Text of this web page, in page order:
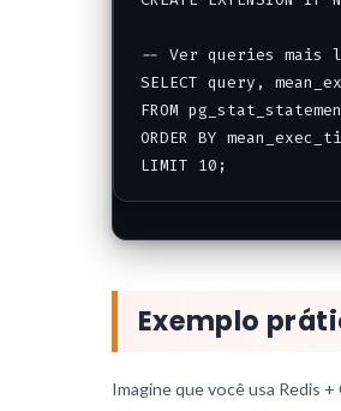
-- Ver queries mais
SELECT query,
FROM
ORDER BY
LIMIT 10;
Exemplo
Imagine que você usa Redis